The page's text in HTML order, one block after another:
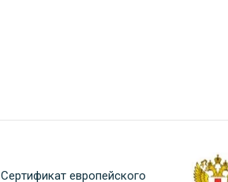
Сертификат европейского